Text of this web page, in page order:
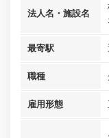
法人名・施設名
最寄駅
職種
雇用形態